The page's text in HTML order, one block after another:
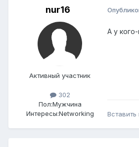
nur16
Активный участник
302
Пол:Мужчина
Интересы:Networking
А у
Вставить